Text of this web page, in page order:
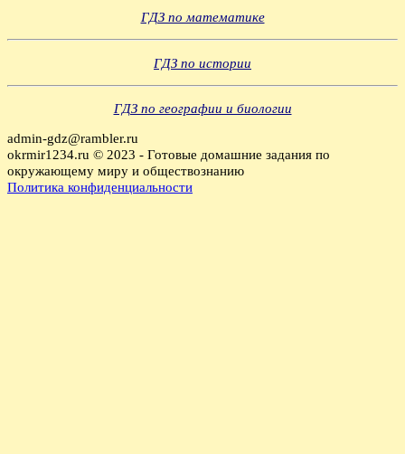
ГДЗ по математике
ГДЗ по истории
ГДЗ по географии и биологии
admin-gdz@rambler.ru
okrmir1234.ru © 2023 - Готовые домашние задания по
окружающему миру и обществознанию
Политика конфиденциальности